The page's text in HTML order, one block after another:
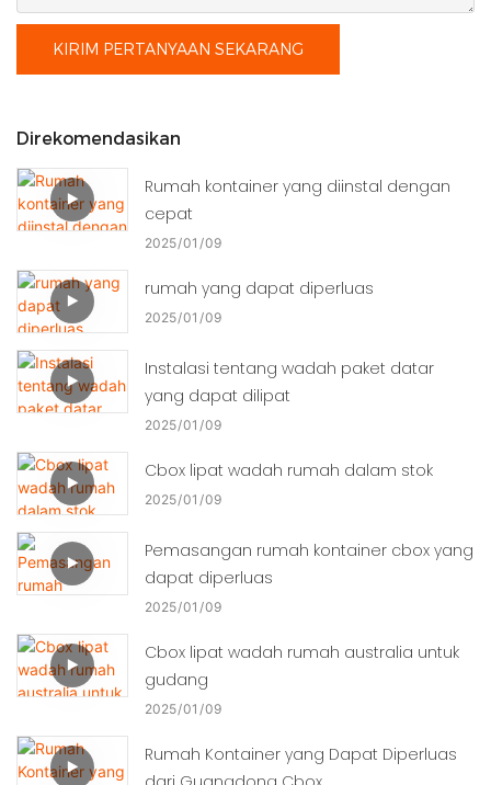
KIRIM PERTANYAAN SEKARANG
Direkomendasikan
Rumah kontainer yang diinstal dengan
cepat
2025 01 09
rumah yang dapat diperluas
2025 01 09
Instalasi tentang wadah paket datar
yang dapat dilipat
2025 01 09
Cbox lipat wadah rumah dalam stok
2025 01 09
Pemasangan rumah kontainer cbox yang
dapat diperluas
2025 01 09
Cbox lipat wadah rumah australia untuk
gudang
2025 01 09
Rumah Kontainer yang Dapat Diperluas